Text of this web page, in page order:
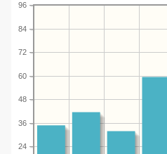
24
36
48
60
72
84
96